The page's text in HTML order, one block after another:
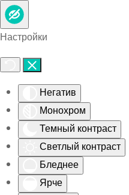
Настройки
Негатив
Монохром
Темный контраст
Светлый контраст
Бледнее
Ярче
Skip to main content